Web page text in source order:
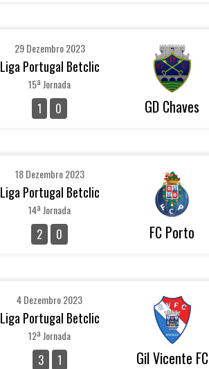
29 Dezembro 2023
Liga Portugal Betclic
15ª Jornada
1 0 GD Chaves
18 Dezembro 2023
Liga Portugal Betclic
14ª Jornada
2 0 FC Porto
4 Dezembro 2023
Liga Portugal Betclic
12ª Jornada
3 1 Gil Vicente FC